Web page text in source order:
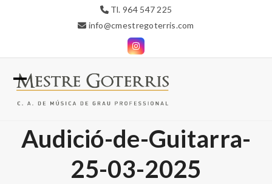
Tl. 964 547 225
info@cmestregoterris.com
Instagram
Open
menu
Close
menu
Audició-de-Guitarra-
25-03-2025